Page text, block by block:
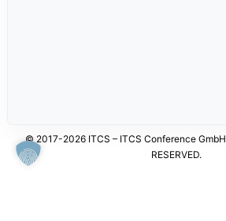
© 2017-2026 ITCS – ITCS Conference
RESERVED.